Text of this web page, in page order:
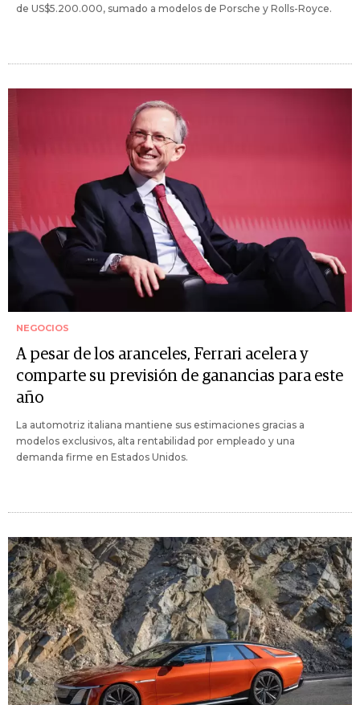
de US$5.200.000, sumado a modelos de Porsche y Rolls-Royce.
NEGOCIOS
A pesar de los aranceles, Ferrari acelera y
comparte su previsión de ganancias para este
año
La automotriz italiana mantiene sus estimaciones gracias a
modelos exclusivos, alta rentabilidad por empleado y una
demanda firme en Estados Unidos.